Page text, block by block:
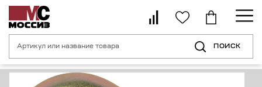
ПОИСК
Главная страница Средства индивидуальной защиты от